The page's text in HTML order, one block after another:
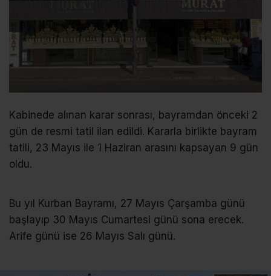
Kabinede alınan karar sonrası, bayramdan önceki 2
gün de resmi tatil ilan edildi. Kararla birlikte bayram
tatili, 23 Mayıs ile 1 Haziran arasını kapsayan 9 gün
oldu.
Bu yıl Kurban Bayramı, 27 Mayıs Çarşamba günü
başlayıp 30 Mayıs Cumartesi günü sona erecek.
Arife günü ise 26 Mayıs Salı günü.